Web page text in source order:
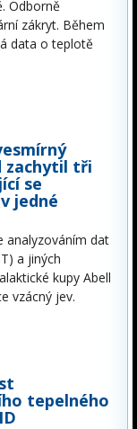
Odborně
zákryt. Během
data o teplotě
zachytil tři
se
jedné
analyzováním dat
a jiných
kupy Abell
vzácný jev.
tepelného